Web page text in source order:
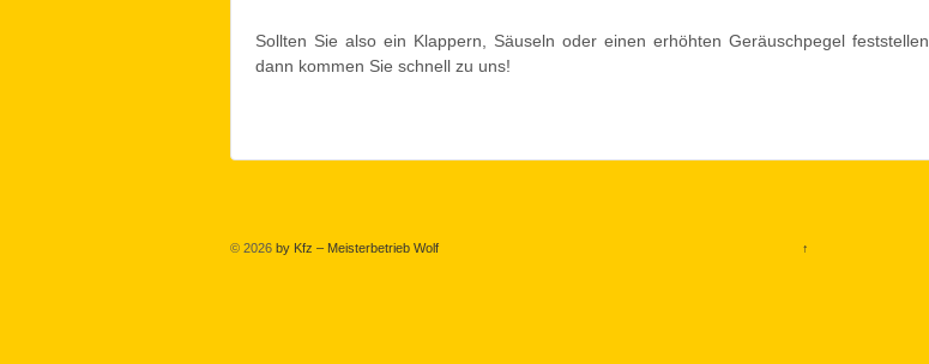
Sollten Sie also ein Klappern, Säuseln oder einen erhöhten Geräuschpegel feststellen,
dann kommen Sie schnell zu uns!
© 2026 by Kfz – Meisterbetrieb Wolf ↑